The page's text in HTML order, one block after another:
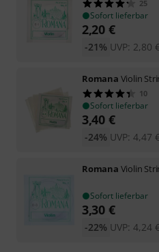
25
Sofort lieferbar
2,20 €
UVP: 2,80 €
-21%
Romana Violin
10
Sofort lieferbar
3,40 €
UVP: 4,47 €
-24%
Romana Violin
Sofort lieferbar
3,30 €
UVP: 4,24 €
-22%